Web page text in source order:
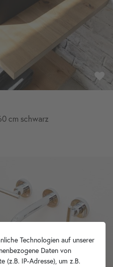
cm schwarz
Technologien auf unserer
Daten von
(z.B. IP-Adresse), um z.B.